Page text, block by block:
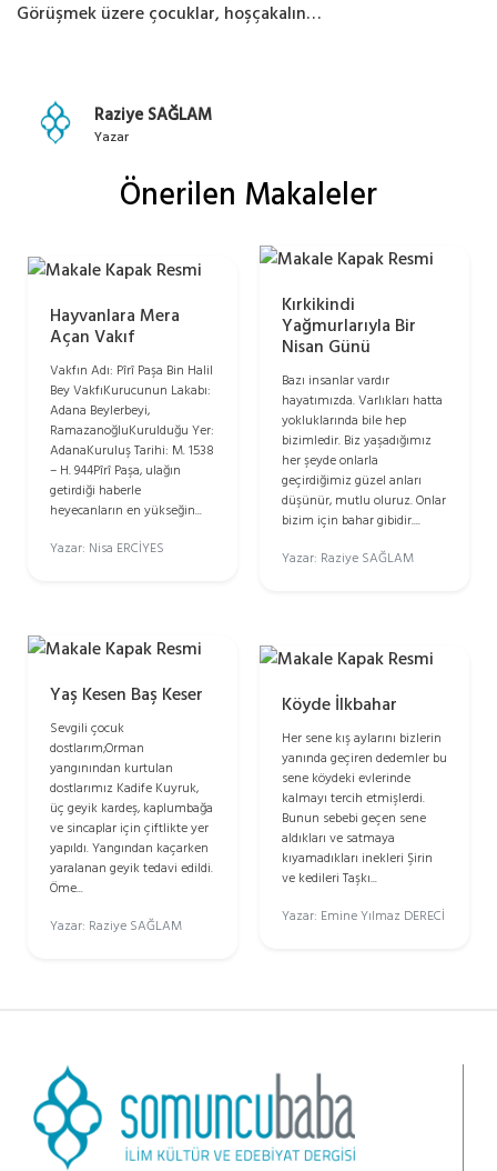
Görüşmek üzere çocuklar, hoşçakalın…
Raziye SAĞLAM
Yazar
Önerilen Makaleler
Hayvanlara Mera
Açan Vakıf
Vakfın Adı: Pîrî Paşa Bin Halil
Bey VakfıKurucunun Lakabı:
Adana Beylerbeyi,
RamazanoğluKurulduğu Yer:
AdanaKuruluş Tarihi: M. 1538
– H. 944Pîrî Paşa, ulağın
getirdiği haberle
heyecanların en yükseğin...
Yazar: Nisa ERCİYES
Kırkikindi
Yağmurlarıyla Bir
Nisan Günü
Bazı insanlar vardır
hayatımızda. Varlıkları hatta
yokluklarında bile hep
bizimledir. Biz yaşadığımız
her şeyde onlarla
geçirdiğimiz güzel anları
düşünür, mutlu oluruz. Onlar
bizim için bahar gibidir....
Yazar: Raziye SAĞLAM
Yaş Kesen Baş Keser
Sevgili çocuk
dostlarım;Orman
yangınından kurtulan
dostlarımız Kadife Kuyruk,
üç geyik kardeş, kaplumbağa
ve sincaplar için çiftlikte yer
yapıldı. Yangından kaçarken
yaralanan geyik tedavi edildi.
Öme...
Yazar: Raziye SAĞLAM
Köyde İlkbahar
Her sene kış aylarını bizlerin
yanında geçiren dedemler bu
sene köydeki evlerinde
kalmayı tercih etmişlerdi.
Bunun sebebi geçen sene
aldıkları ve satmaya
kıyamadıkları inekleri Şirin
ve kedileri Taşkı...
Yazar: Emine Yılmaz DERECİ